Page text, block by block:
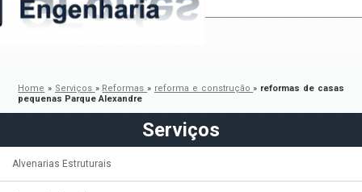
Home » Serviços » Reformas» reforma e construção» reformas de casas
pequenas Parque Alexandre
Serviços
Alvenarias Estruturais